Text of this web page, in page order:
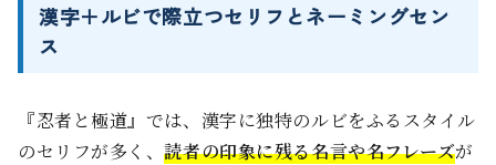
漢字＋ルビで際立つセリフとネーミングセン
ス
『忍者と極道』では、漢字に独特のルビをふるスタイル
のセリフが多く、読者の印象に残る名言や名フレーズが